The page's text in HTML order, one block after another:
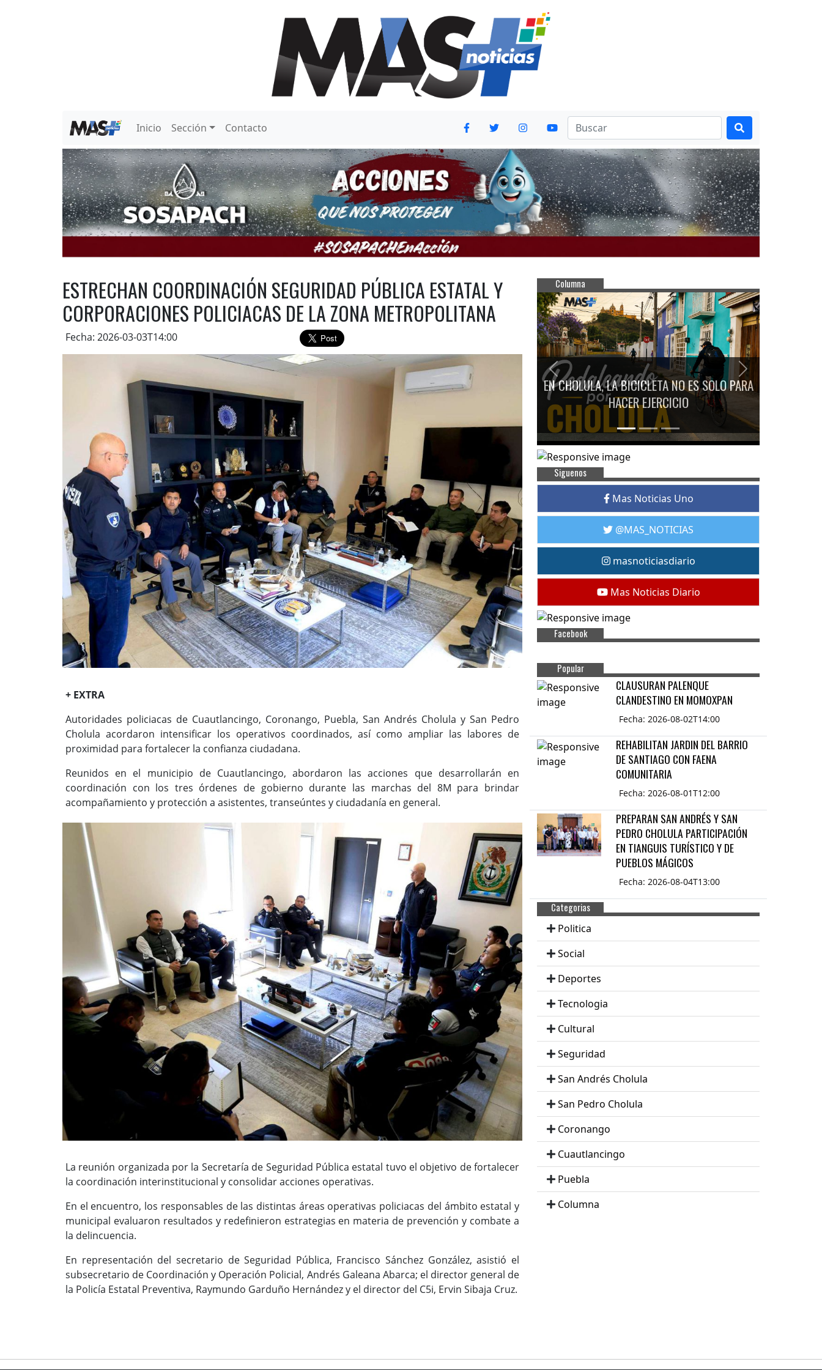
Inicio Sección Contacto
ESTRECHAN COORDINACIÓN SEGURIDAD PÚBLICA ESTATAL Y
CORPORACIONES POLICIACAS DE LA ZONA METROPOLITANA
Fecha: 2026-03-03T14:00
+ EXTRA
Autoridades policiacas de Cuautlancingo, Coronango, Puebla, San Andrés Cholula y San Pedro
Cholula acordaron intensificar los operativos coordinados, así como ampliar las labores de
proximidad para fortalecer la confianza ciudadana.
Reunidos en el municipio de Cuautlancingo, abordaron las acciones que desarrollarán en
coordinación con los tres órdenes de gobierno durante las marchas del 8M para brindar
acompañamiento y protección a asistentes, transeúntes y ciudadanía en general.
La reunión organizada por la Secretaría de Seguridad Pública estatal tuvo el objetivo de fortalecer
la coordinación interinstitucional y consolidar acciones operativas.
En el encuentro, los responsables de las distintas áreas operativas policiacas del ámbito estatal y
municipal evaluaron resultados y redefinieron estrategias en materia de prevención y combate a
la delincuencia.
En representación del secretario de Seguridad Pública, Francisco Sánchez González, asistió el
subsecretario de Coordinación y Operación Policial, Andrés Galeana Abarca; el director general de
la Policía Estatal Preventiva, Raymundo Garduño Hernández y el director del C5i, Ervin Sibaja Cruz.
Columna
EN CHOLULA, LA BICICLETA NO ES SOLO PARA
HACER EJERCICIO
Previous Next
Siguenos
Mas Noticias Uno
@MAS_NOTICIAS
masnoticiasdiario
Mas Noticias Diario
Facebook
Popular
CLAUSURAN PALENQUE
CLANDESTINO EN MOMOXPAN
Fecha: 2026-08-02T14:00
REHABILITAN JARDIN DEL BARRIO
DE SANTIAGO CON FAENA
COMUNITARIA
Fecha: 2026-08-01T12:00
PREPARAN SAN ANDRÉS Y SAN
PEDRO CHOLULA PARTICIPACIÓN
EN TIANGUIS TURÍSTICO Y DE
PUEBLOS MÁGICOS
Fecha: 2026-08-04T13:00
Categorias
Politica
Social
Deportes
Tecnologia
Cultural
Seguridad
San Andrés Cholula
San Pedro Cholula
Coronango
Cuautlancingo
Puebla
Columna